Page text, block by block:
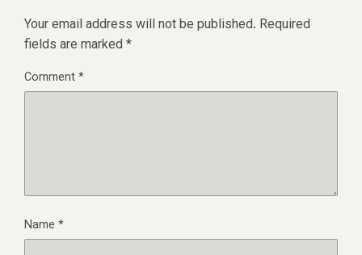
Your email address will not be published. Required
fields are marked *
Comment*
Name *